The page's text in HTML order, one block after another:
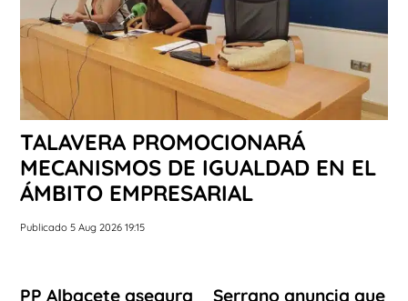
TALAVERA PROMOCIONARÁ
MECANISMOS DE IGUALDAD EN EL
ÁMBITO EMPRESARIAL
Publicado 5 Aug 2026 19:15
PP Albacete asegura
Serrano anuncia que